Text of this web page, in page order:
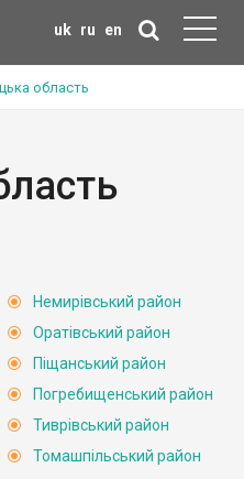
uk ru en
область
Немирівський район
Оратівський район
Піщанський район
Погребищенський район
Тиврівський район
Томашпільський район